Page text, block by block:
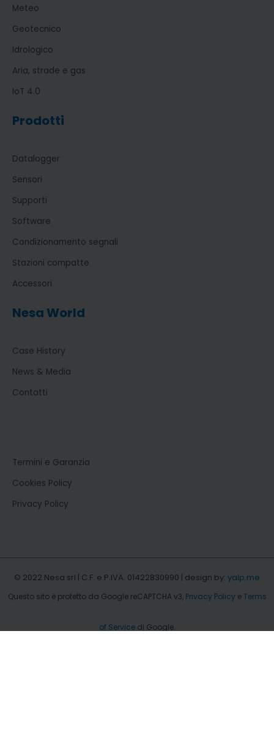
Meteo
Geotecnico
Idrologico
Aria, strade e gas
IoT 4.0
Prodotti
Datalogger
Sensori
Supporti
Software
Condizionamento segnali
Stazioni compatte
Accessori
Nesa World
Case History
News & Media
Contatti
Termini e Garanzia
Cookies Policy
Privacy Policy
© 2022 Nesa srl | C.F. e P.IVA. 01422830990 | design by: yalp.me
Questo sito è protetto da Google reCAPTCHA v3, Privacy Policy eTerms
of Servicedi Google.